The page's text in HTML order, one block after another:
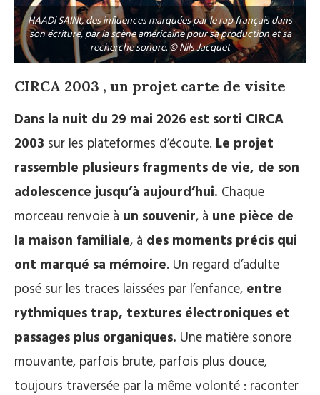
HAADi SAINt, des influences marquées par le rap français dans
son écriture, par la scène américaine pour sa production et sa
recherche sonore. © Nils Jacquet
CIRCA 2003 , un projet carte de visite
Dans la nuit du 29 mai 2026 est sorti CIRCA
2003 sur les plateformes d’écoute. Le projet
rassemble plusieurs fragments de vie, de son
adolescence jusqu’à aujourd’hui. Chaque
morceau renvoie à un souvenir, à une pièce de
la maison familiale, à des moments précis qui
ont marqué sa mémoire. Un regard d’adulte
posé sur les traces laissées par l’enfance, entre
rythmiques trap, textures électroniques et
passages plus organiques. Une matière sonore
mouvante, parfois brute, parfois plus douce,
toujours traversée par la même volonté : raconter